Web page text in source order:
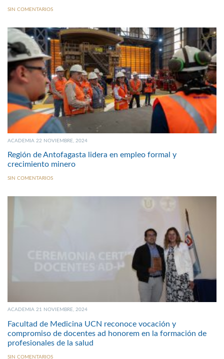
SIN COMENTARIOS
ACADEMIA 22 NOVIEMBRE, 2024
Región de Antofagasta lidera en empleo formal y
crecimiento minero
SIN COMENTARIOS
ACADEMIA 21 NOVIEMBRE, 2024
Facultad de Medicina UCN reconoce vocación y
compromiso de docentes ad honorem en la formación de
profesionales de la salud
SIN COMENTARIOS